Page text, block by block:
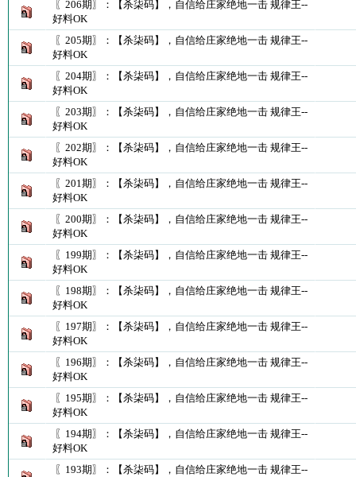
〖206期〗：【杀柒码】，自信给庄家绝地一击 规律王--
好料OK
〖205期〗：【杀柒码】，自信给庄家绝地一击 规律王--
好料OK
〖204期〗：【杀柒码】，自信给庄家绝地一击 规律王--
好料OK
〖203期〗：【杀柒码】，自信给庄家绝地一击 规律王--
好料OK
〖202期〗：【杀柒码】，自信给庄家绝地一击 规律王--
好料OK
〖201期〗：【杀柒码】，自信给庄家绝地一击 规律王--
好料OK
〖200期〗：【杀柒码】，自信给庄家绝地一击 规律王--
好料OK
〖199期〗：【杀柒码】，自信给庄家绝地一击 规律王--
好料OK
〖198期〗：【杀柒码】，自信给庄家绝地一击 规律王--
好料OK
〖197期〗：【杀柒码】，自信给庄家绝地一击 规律王--
好料OK
〖196期〗：【杀柒码】，自信给庄家绝地一击 规律王--
好料OK
〖195期〗：【杀柒码】，自信给庄家绝地一击 规律王--
好料OK
〖194期〗：【杀柒码】，自信给庄家绝地一击 规律王--
好料OK
〖193期〗：【杀柒码】，自信给庄家绝地一击 规律王--